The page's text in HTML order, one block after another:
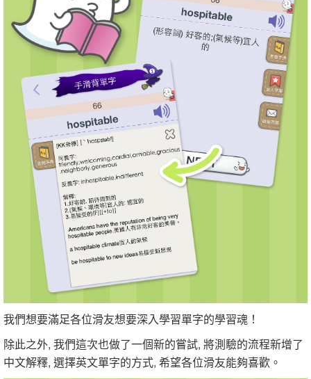
我們想要滿足各位滑友想要深入學習單字的學習魂！
除此之外, 我們這次也做了一個新的嘗試, 將測驗的流程新增了
中文解釋, 選擇英文單字的方式, 希望各位滑友能夠喜歡。